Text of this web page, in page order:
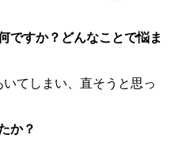
ですか？どんなことで悩ま
てしまい、直そうと思っ
か？